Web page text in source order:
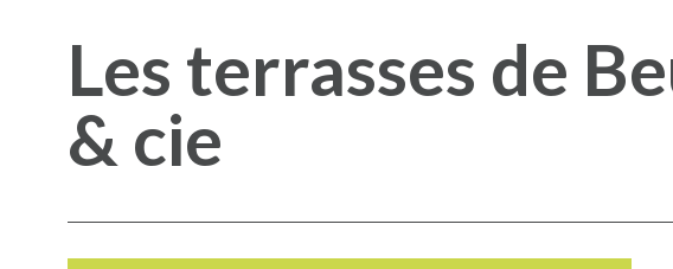
Les terrasses de
& cie